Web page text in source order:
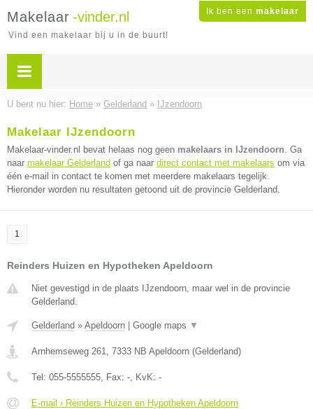
Ik ben een makelaar
Makelaar -vinder.nl
Vind een makelaar bij u in de buurt!
U bent nu hier: Home » Gelderland » IJzendoorn
Makelaar IJzendoorn
Makelaar-vinder.nl bevat helaas nog geen makelaars in IJzendoorn. Ga
naar makelaar Gelderland of ga naar direct contact met makelaars om via
één e-mail in contact te komen met meerdere makelaars tegelijk.
Hieronder worden nu resultaten getoond uit de provincie Gelderland.
1
Reinders Huizen en Hypotheken Apeldoorn
Niet gevestigd in de plaats IJzendoorn, maar wel in de provincie
Gelderland.
Gelderland » Apeldoorn Google maps ▼
Arnhemseweg 261, 7333 NB Apeldoorn (Gelderland)
Tel: 055-5555555, Fax: -, KvK: -
E-mail › Reinders Huizen en Hypotheken Apeldoorn